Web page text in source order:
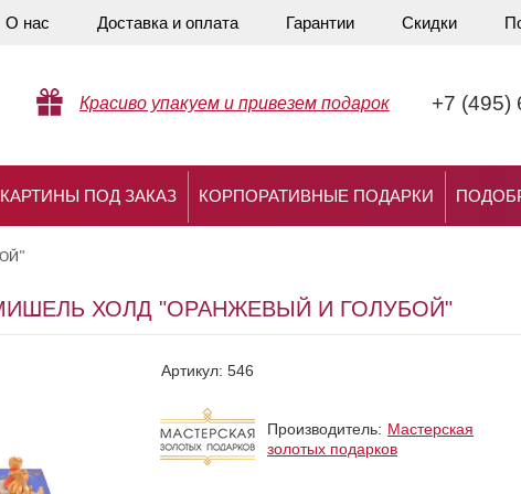
О нас Доставка и оплата Гарантии Скидки
Красиво упакуем и привезем подарок +7 (495)
КАРТИНЫ ПОД ЗАКАЗ КОРПОРАТИВНЫЕ ПОДАРКИ
ХОЛД "ОРАНЖЕВЫЙ И ГОЛУБОЙ"
Артикул: 546
Производитель: Мастерская
золотых подарков